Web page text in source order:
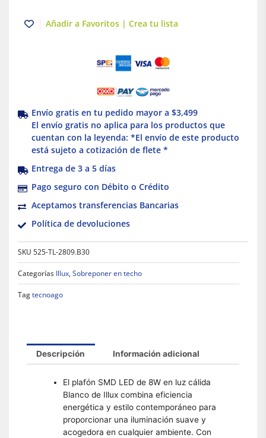
Añadir a Favoritos | Crea tu lista
Envío gratis en tu pedido mayor a $3,499
El envío gratis no aplica para los productos que
cuentan con la leyenda: *El envío de este producto
está sujeto a cotización de flete *
Entrega de 3 a 5 días
Pago seguro con Débito o Crédito
Aceptamos transferencias Bancarias
Política de devoluciones
SKU 525-TL-2809.B30
Categorías Illux, Sobreponer en techo
Tagtecnoago
Descripción Información adicional
El plafón SMD LED de 8W en luz cálida
Blanco de Illux combina eficiencia
energética y estilo contemporáneo para
proporcionar una iluminación suave y
acogedora en cualquier ambiente. Con